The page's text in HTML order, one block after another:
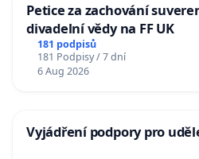
Petice za zachování
divadelní vědy na FF UK
181 podpisů
181 Podpisy / 7 dní
6 Aug 2026
Vyjádření podpory pro